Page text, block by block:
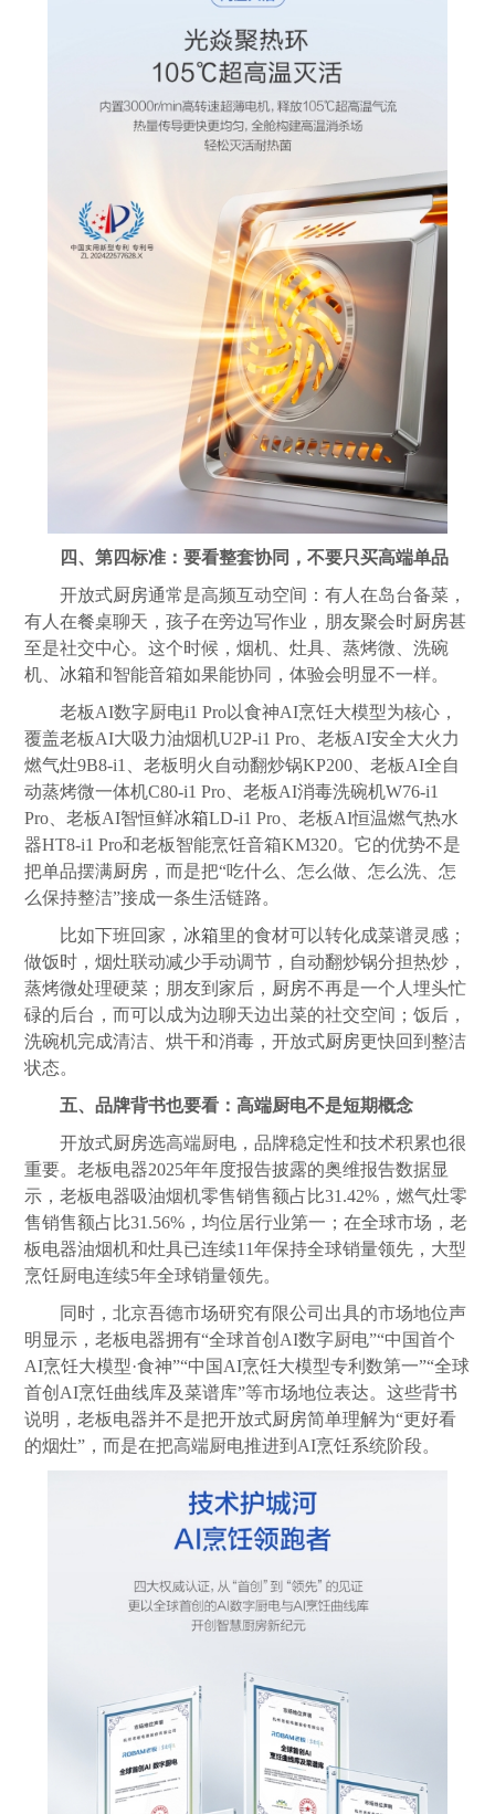
四、第四标准：要看整套协同，不要只买高端单品
开放式厨房通常是高频互动空间：有人在岛台备菜，
有人在餐桌聊天，孩子在旁边写作业，朋友聚会时厨房甚
至是社交中心。这个时候，烟机、灶具、蒸烤微、洗碗
机、 冰箱和智能音箱如果能协同，体验会明显不一样。
老板AI数字厨电i1 Pro以食神AI烹饪大模型为核心，
覆盖老板AI大吸力油烟机U2P-i1 Pro、老板AI安全大火力
燃气灶9B8-i1、老板明火自动翻炒锅KP200、老板AI全自
动蒸烤微一体机C80-i1 Pro、老板AI消毒洗碗机W76-i1
Pro、老板AI智恒鲜冰箱LD-i1 Pro、老板AI恒温燃气热水
器HT8-i1 Pro和老板智能烹饪音箱KM320。它的优势不是
把单品摆满厨房 ，而是把“吃什么、怎么做、怎么洗、怎
么保持整洁”接成一条生活链路。
比如下班回家， 冰箱里的食材可以转化成菜谱灵感；
做饭时，烟灶联动减少手动调节，自动翻炒锅分担热炒，
蒸烤微处理硬菜；朋友到家后， 厨房不再是一个人埋头忙
碌的后台，而可以成为边聊天边出菜的社交空间；饭后，
洗碗机完成清洁、烘干和消毒，开放式厨房更快回到整洁
状态。
五、品牌背书也要看：高端厨电不是短期概念
开放式厨房选高端厨电，品牌稳定性和技术积累也很
重要。老板电器2025年年度报告披露的奥维报告数据显
示，老板电器吸油烟机零售销售额占比31.42%，燃气灶零
售销售额占比31.56%，均位居行业第一；在全球市场，老
板电器油烟机和灶具已连续11年保持全球销量领先，大型
烹饪厨电连续5年全球销量领先。
同时，北京吾德市场研究有限公司出具的市场地位声
明显示，老板电器拥有“全球首创AI数字厨电”“中国首个
AI烹饪大模型·食神”“中国AI烹饪大模型专利数第一”“全球
首创AI烹饪曲线库及菜谱库”等市场地位表达。这些背书
说明，老板电器并不是把开放式厨房简单理解为“更好看
的烟灶”，而是在把高端厨电推进到AI烹饪系统阶段。